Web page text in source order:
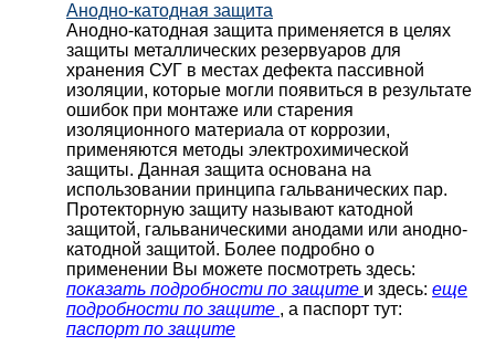
Анодно-катодная защита
Анодно-катодная защита применяется в целях
защиты металлических резервуаров для
хранения СУГ в местах дефекта пассивной
изоляции, которые могли появиться в результате
ошибок при монтаже или старения
изоляционного материала от коррозии,
применяются методы электрохимической
защиты. Данная защита основана на
использовании принципа гальванических пар.
Протекторную защиту называют катодной
защитой, гальваническими анодами или анодно-
катодной защитой. Более подробно о
применении Вы можете посмотреть здесь:
показать подробности по защите и здесь: еще
подробности по защите , а паспорт тут:
паспорт по защите